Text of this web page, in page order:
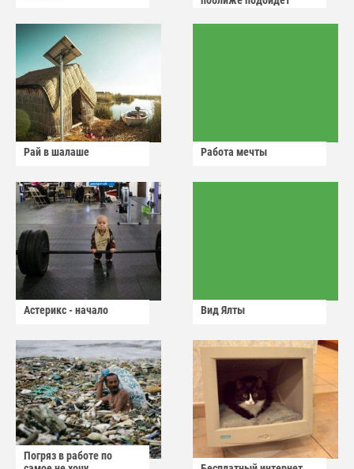
Рай в шалаше Работа мечты
Астерикс - начало Вид Ялты
Погряз в работе по